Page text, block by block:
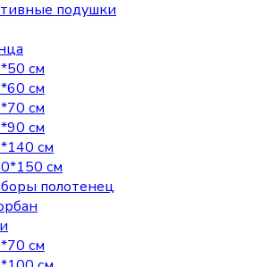
подушки
см
см
см
см
см
см
полотенец
см